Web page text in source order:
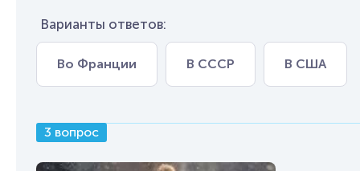
Варианты ответов:
Во Франции В СССР В США
3 вопрос